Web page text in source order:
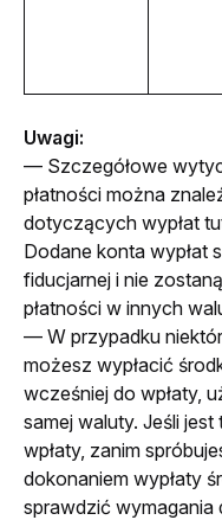
Uwagi:
— Szczegółowe
płatności można
dotyczących wypłat
Dodane konta wypłat
fiducjarnej i nie
płatności w innych
— W przypadku
możesz wypłacić
wcześniej do wpłaty,
samej waluty. Jeśli
wpłaty, zanim
dokonaniem wypłaty
sprawdzić